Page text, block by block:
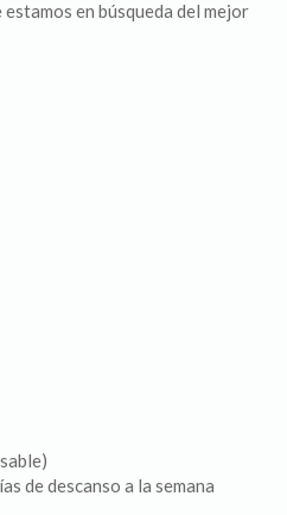
en búsqueda del mejor
de descanso a la semana